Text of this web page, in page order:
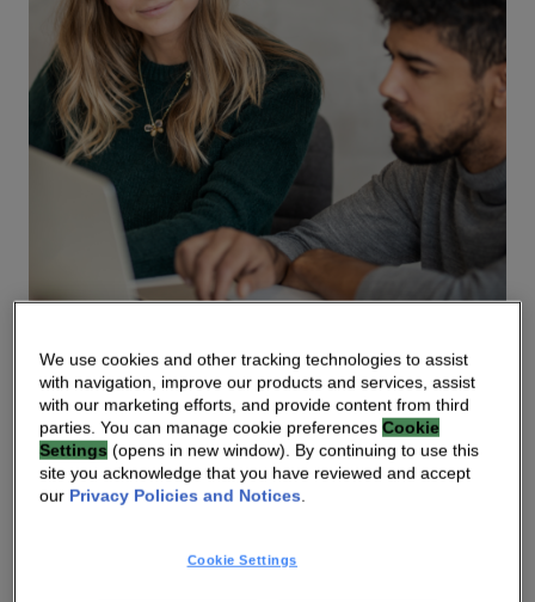
BÉNÉFICES
Mise en place et gestion
simples, selon vos
We use cookies and other tracking technologies to assist
with navigation, improve our products and services, assist
with our marketing efforts, and provide content from third
parties. You can manage cookie preferencesCookie
Settings (opens in new window). By continuing to use this
site you acknowledge that you have reviewed and accept
our Privacy Policies and Notices.
Cookie Settings